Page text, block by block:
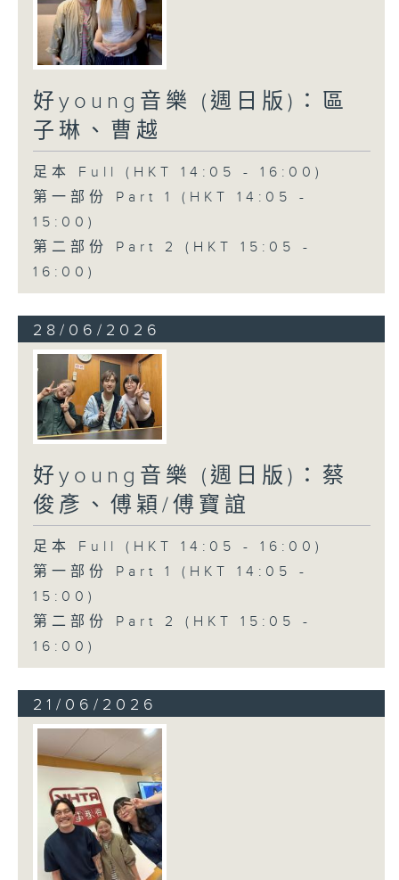
好young音樂 (週日版)：區
子琳、曹越
足本 Full (HKT 14:05 - 16:00)
第一部份 Part 1 (HKT 14:05 -
15:00)
第二部份 Part 2 (HKT 15:05 -
16:00)
28/06/2026
好young音樂 (週日版)：蔡
俊彥、傅穎/傅寶誼
足本 Full (HKT 14:05 - 16:00)
第一部份 Part 1 (HKT 14:05 -
15:00)
第二部份 Part 2 (HKT 15:05 -
16:00)
21/06/2026